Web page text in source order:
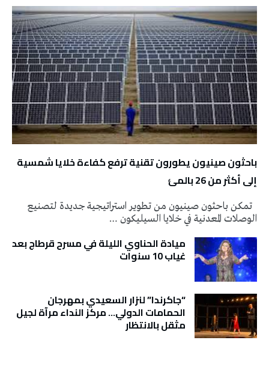
باحثون صينيون يطورون تقنية ترفع كفاءة خلايا شمسية
إلى أكثر من 26 بالمئ
تمكن باحثون صينيون من تطوير استراتيجية جديدة لتصنيع
الوصلات المعدنية في خلايا السيليكون …
ميادة الحناوي الليلة في مسرح قرطاج بعد
غياب 10 سنوات
“جاكرندا” لنزار السعيدي بمهرجان
الحمامات الدولي… مركز النداء مرآة لجيل
مثقل بالانتظار